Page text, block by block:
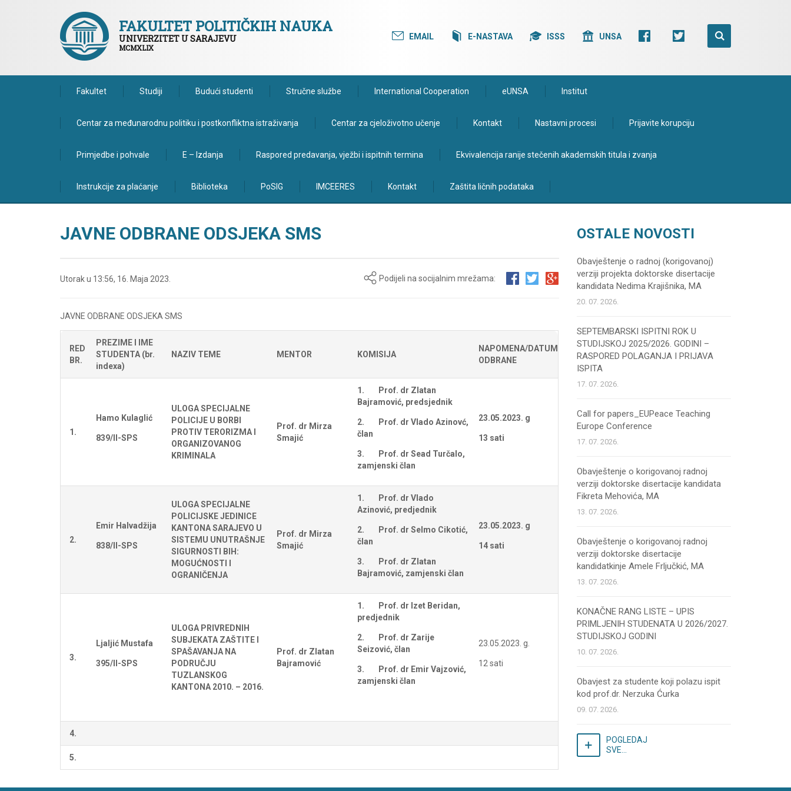
FAKULTET POLITIČKIH NAUKA
UNIVERZITET U SARAJEVU
MCMXLIX
EMAIL E-NASTAVA ISSS UNSA
Fakultet Studiji Budući studenti Stručne službe International Cooperation eUNSA Institut
Centar za međunarodnu politiku i postkonfliktna istraživanja Centar za cjeloživotno učenje Kontakt Nastavni procesi Prijavite korupciju
Primjedbe i pohvale E – Izdanja Raspored predavanja, vježbi i ispitnih termina Ekvivalencija ranije stečenih akademskih titula i zvanja
Instrukcije za plaćanje Biblioteka PoSIG IMCEERES Kontakt Zaštita ličnih podataka
JAVNE ODBRANE ODSJEKA SMS
Utorak u 13:56, 16. Maja 2023. Podijeli na socijalnim mrežama:
JAVNE ODBRANE ODSJEKA SMS
RED
BR.
PREZIME I IME
STUDENTA (br.
indexa)
NAZIV TEME MENTOR KOMISIJA
NAPOMENA/DATUM
ODBRANE
1.
Hamo Kulaglić
839/II-SPS
ULOGA SPECIJALNE
POLICIJE U BORBI
PROTIV TERORIZMA I
ORGANIZOVANOG
KRIMINALA
Prof. dr Mirza
Smajić
1.
Prof. dr Zlatan
Bajramović, predsjednik
2.
Prof. dr Vlado Azinovć,
član
3.
Prof. dr Sead Turčalo,
zamjenski član
23.05.2023. g
13 sati
2.
Emir Halvadžija
838/II-SPS
ULOGA SPECIJALNE
POLICIJSKE JEDINICE
KANTONA SARAJEVO U
SISTEMU UNUTRAŠNJE
SIGURNOSTI BIH:
MOGUĆNOSTI I
OGRANIČENJA
Prof. dr Mirza
Smajić
1.
Prof. dr Vlado
Azinović, predjednik
2.
Prof. dr Selmo Cikotić,
član
3.
Prof. dr Zlatan
Bajramović, zamjenski član
23.05.2023. g
14 sati
3.
Ljaljić Mustafa
395/II-SPS
ULOGA PRIVREDNIH
SUBJEKATA ZAŠTITE I
SPAŠAVANJA NA
PODRUČJU
TUZLANSKOG
KANTONA 2010. – 2016.
Prof. dr Zlatan
Bajramović
1.
Prof. dr Izet Beridan,
predjednik
2.
Prof. dr Zarije
Seizović, član
3.
Prof. dr Emir Vajzović,
zamjenski član
23.05.2023. g.
12 sati
4.
5.
OSTALE NOVOSTI
Obavještenje o radnoj (korigovanoj)
verziji projekta doktorske disertacije
kandidata Nedima Krajišnika, MA
20. 07. 2026.
SEPTEMBARSKI ISPITNI ROK U
STUDIJSKOJ 2025/2026. GODINI –
RASPORED POLAGANJA I PRIJAVA
ISPITA
17. 07. 2026.
Call for papers_EUPeace Teaching
Europe Conference
17. 07. 2026.
Obavještenje o korigovanoj radnoj
verziji doktorske disertacije kandidata
Fikreta Mehovića, MA
13. 07. 2026.
Obavještenje o korigovanoj radnoj
verziji doktorske disertacije
kandidatkinje Amele Frljučkić, MA
13. 07. 2026.
KONAČNE RANG LISTE – UPIS
PRIMLJENIH STUDENATA U 2026/2027.
STUDIJSKOJ GODINI
10. 07. 2026.
Obavjest za studente koji polazu ispit
kod prof.dr. Nerzuka Ćurka
09. 07. 2026.
POGLEDAJ
SVE...